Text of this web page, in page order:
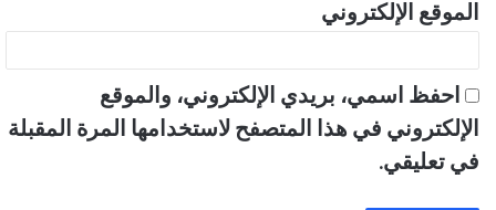
الموقع الإلكتروني
احفظ اسمي، بريدي الإلكتروني، والموقع
الإلكتروني في هذا المتصفح لاستخدامها المرة المقبلة
في تعليقي.